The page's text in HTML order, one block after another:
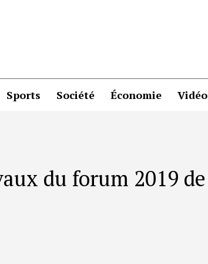
Sports Société Économie Vidéo
du forum 2019 de